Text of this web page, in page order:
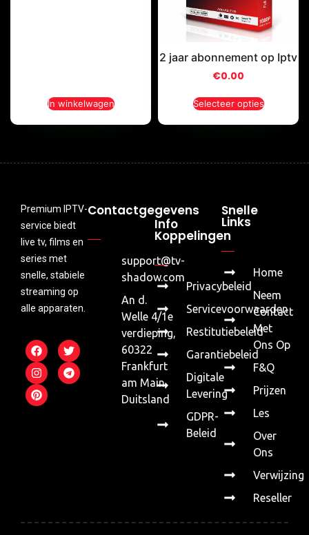
In winkelwagen
2 jaar abonnement op Iptv
€0.00
Selecteer opties
Premium IPTV-
service biedt
live tv, films en
series met
snelle, stabiele
streaming op
alle apparaten.
Contactgegevens
support@tv-
shadow.com
An d.
Welle 4/1e
verdieping,
60322
Frankfurt
am Main,
Duitsland
Info
Koppelingen
Privacybeleid
Servicevoorwaarden
Restitutiebeleid
Garantiebeleid
Digitale
Levering
GDPR-
Beleid
Snelle
Links
Home
Neem
Contact
Met
Ons Op
F&Q
Prijzen
Les
Over
Ons
Verwijzing
Reseller